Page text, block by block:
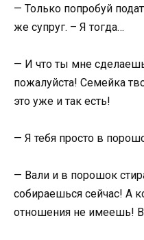
— Только попробуй
же супруг. – Я тогда…
— И что ты мне
пожалуйста! Семейка
это уже и так есть!
— Я тебя просто в
— Вали и в порошок
собираешься сейчас! А
отношения не имеешь!